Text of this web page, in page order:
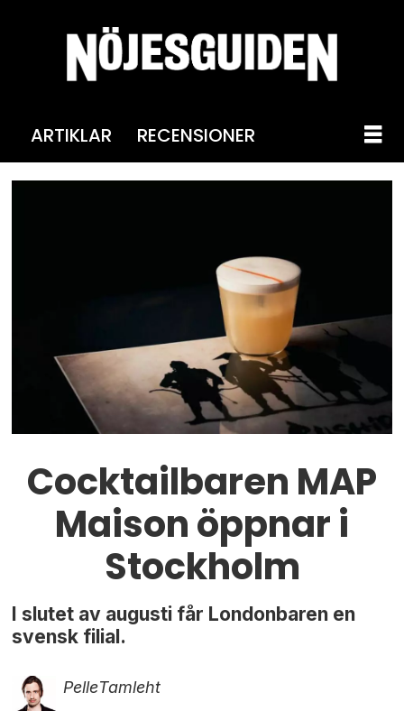
ARTIKLAR RECENSIONER
Cocktailbaren MAP
Maison öppnar i
Stockholm
I slutet av augusti får Londonbaren en
svensk filial.
PelleTamleht